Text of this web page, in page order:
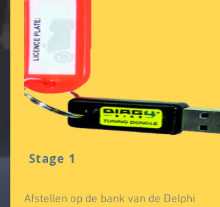
Stage 1
Afstellen op de bank van de Delphi